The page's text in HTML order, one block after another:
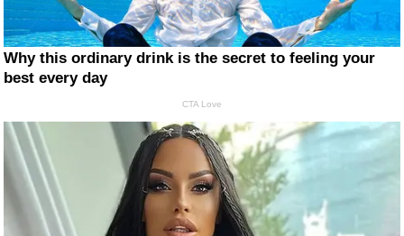
Why this ordinary drink is the secret to feeling your
best every day
CTA Love